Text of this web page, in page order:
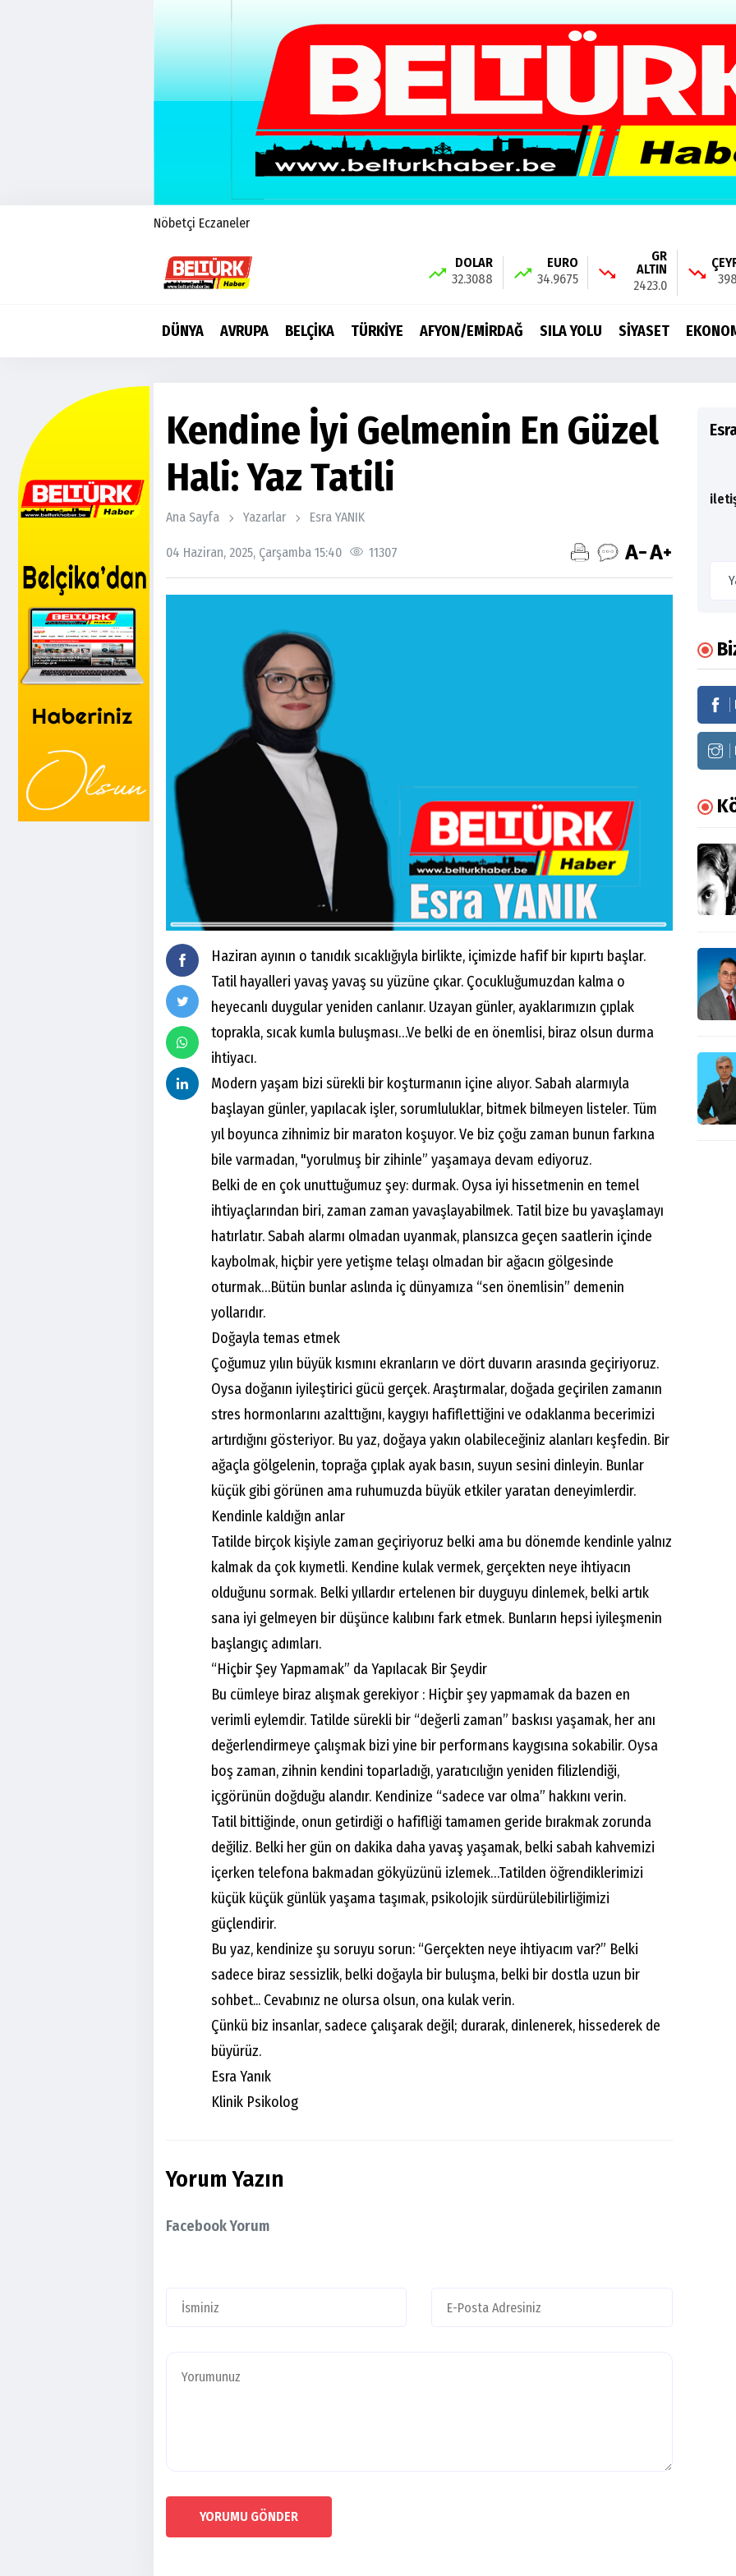
Nöbetçi Eczaneler
DOLAR
32.3088
EURO
34.9675
GR
ALTIN
2423.0
DÜNYA AVRUPA BELÇİKA TÜRKİYE AFYON/EMİRDAĞ SILA YOLU SİYASET
Kendine İyi Gelmenin En Güzel
Hali: Yaz Tatili
Ana Sayfa Yazarlar Esra YANIK
04 Haziran, 2025, Çarşamba 15:40 11307
Haziran ayının o tanıdık sıcaklığıyla birlikte, içimizde hafif bir kıpırtı başlar.
Tatil hayalleri yavaş yavaş su yüzüne çıkar. Çocukluğumuzdan kalma o
heyecanlı duygular yeniden canlanır. Uzayan günler, ayaklarımızın çıplak
toprakla, sıcak kumla buluşması…Ve belki de en önemlisi, biraz olsun durma
ihtiyacı.
Modern yaşam bizi sürekli bir koşturmanın içine alıyor. Sabah alarmıyla
başlayan günler, yapılacak işler, sorumluluklar, bitmek bilmeyen listeler. Tüm
yıl boyunca zihnimiz bir maraton koşuyor. Ve biz çoğu zaman bunun farkına
bile varmadan, "yorulmuş bir zihinle” yaşamaya devam ediyoruz.
Belki de en çok unuttuğumuz şey: durmak. Oysa iyi hissetmenin en temel
ihtiyaçlarından biri, zaman zaman yavaşlayabilmek. Tatil bize bu yavaşlamayı
hatırlatır. Sabah alarmı olmadan uyanmak, plansızca geçen saatlerin içinde
kaybolmak, hiçbir yere yetişme telaşı olmadan bir ağacın gölgesinde
oturmak…Bütün bunlar aslında iç dünyamıza “sen önemlisin” demenin
yollarıdır.
Doğayla temas etmek
Çoğumuz yılın büyük kısmını ekranların ve dört duvarın arasında geçiriyoruz.
Oysa doğanın iyileştirici gücü gerçek. Araştırmalar, doğada geçirilen zamanın
stres hormonlarını azalttığını, kaygıyı hafiflettiğini ve odaklanma becerimizi
artırdığını gösteriyor. Bu yaz, doğaya yakın olabileceğiniz alanları keşfedin. Bir
ağaçla gölgelenin, toprağa çıplak ayak basın, suyun sesini dinleyin. Bunlar
küçük gibi görünen ama ruhumuzda büyük etkiler yaratan deneyimlerdir.
Kendinle kaldığın anlar
Tatilde birçok kişiyle zaman geçiriyoruz belki ama bu dönemde kendinle yalnız
kalmak da çok kıymetli. Kendine kulak vermek, gerçekten neye ihtiyacın
olduğunu sormak. Belki yıllardır ertelenen bir duyguyu dinlemek, belki artık
sana iyi gelmeyen bir düşünce kalıbını fark etmek. Bunların hepsi iyileşmenin
başlangıç adımları.
“Hiçbir Şey Yapmamak” da Yapılacak Bir Şeydir
Bu cümleye biraz alışmak gerekiyor : Hiçbir şey yapmamak da bazen en
verimli eylemdir. Tatilde sürekli bir “değerli zaman” baskısı yaşamak, her anı
değerlendirmeye çalışmak bizi yine bir performans kaygısına sokabilir. Oysa
boş zaman, zihnin kendini toparladığı, yaratıcılığın yeniden filizlendiği,
içgörünün doğduğu alandır. Kendinize “sadece var olma” hakkını verin.
Tatil bittiğinde, onun getirdiği o hafifliği tamamen geride bırakmak zorunda
değiliz. Belki her gün on dakika daha yavaş yaşamak, belki sabah kahvemizi
içerken telefona bakmadan gökyüzünü izlemek…Tatilden öğrendiklerimizi
küçük küçük günlük yaşama taşımak, psikolojik sürdürülebilirliğimizi
güçlendirir.
Bu yaz, kendinize şu soruyu sorun: “Gerçekten neye ihtiyacım var?” Belki
sadece biraz sessizlik, belki doğayla bir buluşma, belki bir dostla uzun bir
sohbet... Cevabınız ne olursa olsun, ona kulak verin.
Çünkü biz insanlar, sadece çalışarak değil; durarak, dinlenerek, hissederek de
büyürüz.
Esra Yanık
Klinik Psikolog
Yorum Yazın
Facebook Yorum
YORUMU GÖNDER